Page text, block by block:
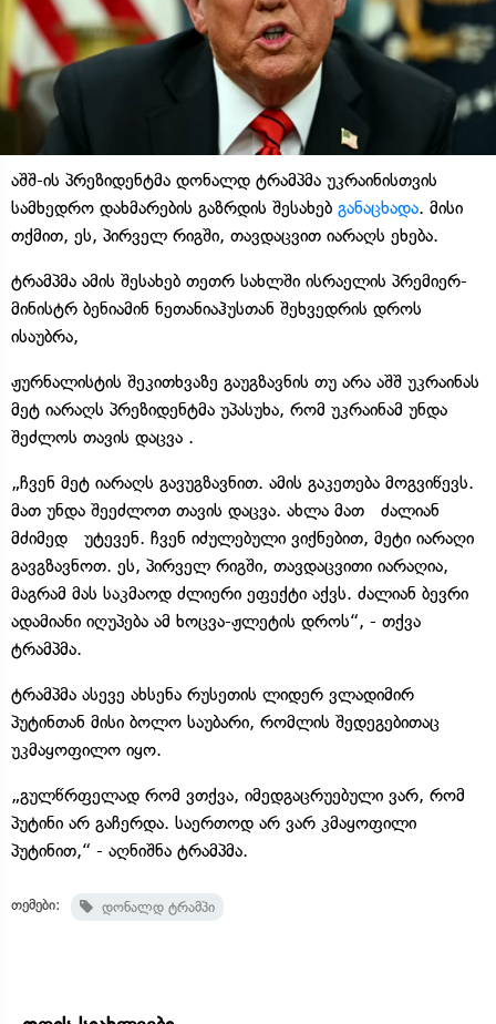
აშშ-ის პრეზიდენტმა დონალდ ტრამპმა უკრაინისთვის
სამხედრო დახმარების გაზრდის შესახებ განაცხადა. მისი
თქმით, ეს, პირველ რიგში, თავდაცვით იარაღს ეხება.
ტრამპმა ამის შესახებ თეთრ სახლში ისრაელის პრემიერ-
მინისტრ ბენიამინ ნეთანიაჰუსთან შეხვედრის დროს
ისაუბრა,
ჟურნალისტის შეკითხვაზე გაუგზავნის თუ არა აშშ უკრაინას
მეტ იარაღს პრეზიდენტმა უპასუხა, რომ უკრაინამ უნდა
შეძლოს თავის დაცვა .
„ჩვენ მეტ იარაღს გავუგზავნით. ამის გაკეთება მოგვიწევს.
მათ უნდა შეეძლოთ თავის დაცვა. ახლა მათ ძალიან
მძიმედ უტევენ. ჩვენ იძულებული ვიქნებით, მეტი იარაღი
გავგზავნოთ. ეს, პირველ რიგში, თავდაცვითი იარაღია,
მაგრამ მას საკმაოდ ძლიერი ეფექტი აქვს. ძალიან ბევრი
ადამიანი იღუპება ამ ხოცვა-ჟლეტის დროს“, - თქვა
ტრამპმა.
ტრამპმა ასევე ახსენა რუსეთის ლიდერ ვლადიმირ
პუტინთან მისი ბოლო საუბარი, რომლის შედეგებითაც
უკმაყოფილო იყო.
„გულწრფელად რომ ვთქვა, იმედგაცრუებული ვარ, რომ
პუტინი არ გაჩერდა. საერთოდ არ ვარ კმაყოფილი
პუტინით,“ - აღნიშნა ტრამპმა.
თემები: დონალდ ტრამპი